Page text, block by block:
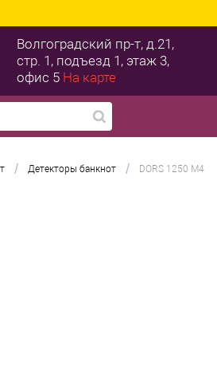
Ваша
Волгоградский пр-т, д.21,
стр. 1, подъезд 1, этаж 3,
офис 5 На карте
/ Детекторы банкнот / DORS 1250 M4